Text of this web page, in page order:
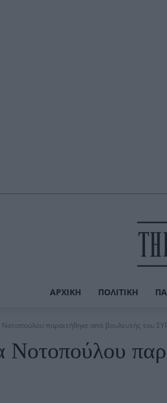
ΑΡΧΙΚΉ ΠΟΛΙΤΙΚΉ
Νοτοπούλου παραιτήθηκε από βουλευτής του
Νοτοπούλου